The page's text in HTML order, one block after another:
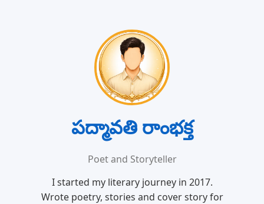
పద్మావతి రాంభక్త
Poet and Storyteller
I started my literary journey in 2017.
Wrote poetry, stories and cover story for